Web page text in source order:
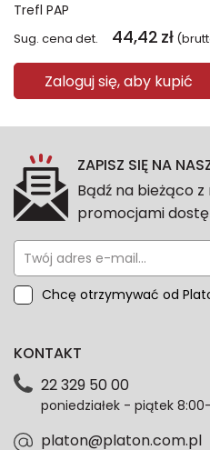
Trefl PAP
Sug. cena det. 44,42 zł
Zaloguj się, aby kupić
ZAPISZ SIĘ NA
Bądź na bieżąco
promocjami
Chcę otrzymywać od
przeze mnie adres e-
dotyczące danych
każdym czasie. Wycofanie
zgodność z prawem
KONTAKT
22 329 50 00
poniedziałek - piątek
platon@platon.com.pl